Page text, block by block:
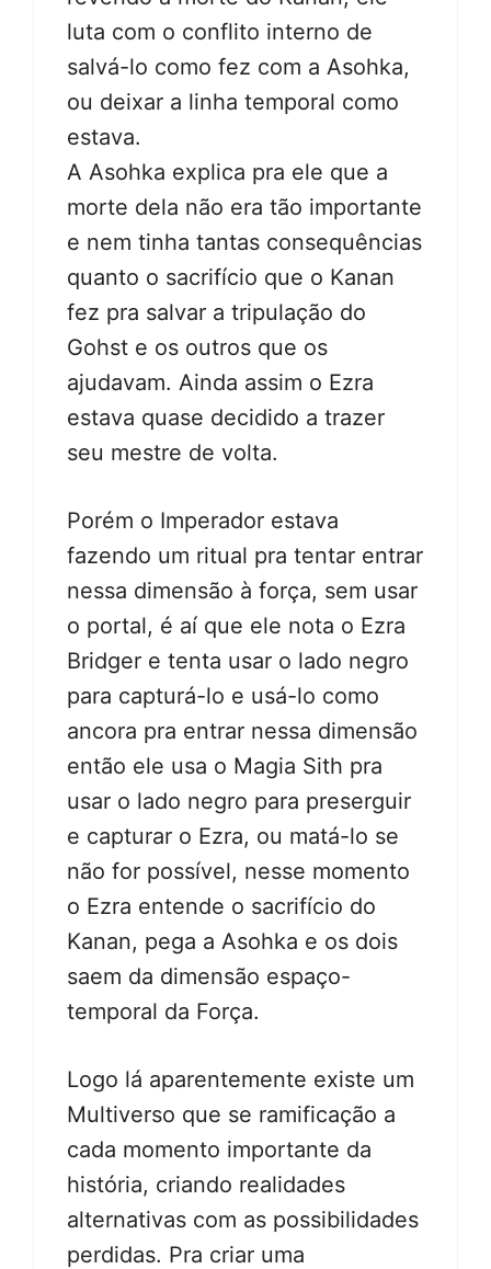
luta com o conflito interno de
salvá-lo como fez com a Asohka,
ou deixar a linha temporal como
estava.
A Asohka explica pra ele que a
morte dela não era tão importante
e nem tinha tantas consequências
quanto o sacrifício que o Kanan
fez pra salvar a tripulação do
Gohst e os outros que os
ajudavam. Ainda assim o Ezra
estava quase decidido a trazer
seu mestre de volta.
Porém o Imperador estava
fazendo um ritual pra tentar entrar
nessa dimensão à força, sem usar
o portal, é aí que ele nota o Ezra
Bridger e tenta usar o lado negro
para capturá-lo e usá-lo como
ancora pra entrar nessa dimensão
então ele usa o Magia Sith pra
usar o lado negro para preserguir
e capturar o Ezra, ou matá-lo se
não for possível, nesse momento
o Ezra entende o sacrifício do
Kanan, pega a Asohka e os dois
saem da dimensão espaço-
temporal da Força.
Logo lá aparentemente existe um
Multiverso que se ramificação a
cada momento importante da
história, criando realidades
alternativas com as possibilidades
perdidas. Pra criar uma